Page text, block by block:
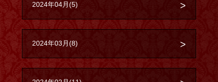
2024年04月(5)
2024年03月(8)